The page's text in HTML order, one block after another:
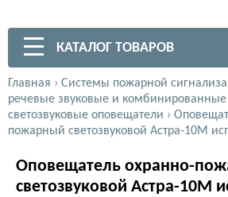
КАТАЛОГ ТОВАРОВ
Главная › Системы пожарной
речевые звуковые и комбинированные
светозвуковые оповещатели ›
пожарный светозвуковой Астра-10М
Оповещатель охранно-
светозвуковой Астра-10М